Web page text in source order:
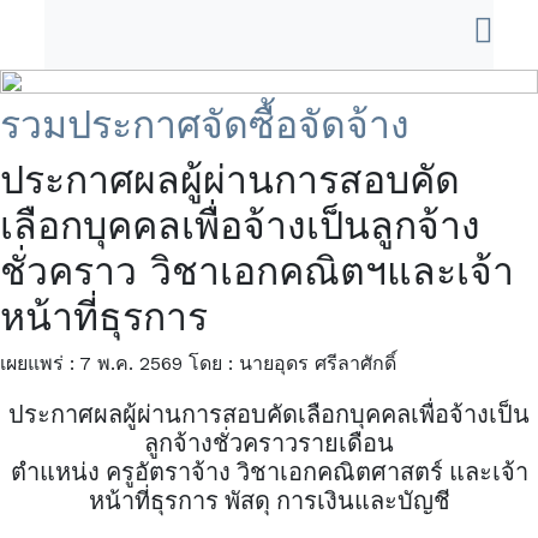
รวมประกาศจัดซื้อจัดจ้าง
ประกาศผลผู้ผ่านการสอบคัด
เลือกบุคคลเพื่อจ้างเป็นลูกจ้าง
ชั่วคราว วิชาเอกคณิตฯและเจ้า
หน้าที่ธุรการ
เผยแพร่ : 7 พ.ค. 2569 โดย : นายอุดร ศรีลาศักดิ์
ประกาศผลผู้ผ่านการสอบคัดเลือกบุคคลเพื่อจ้างเป็น
ลูกจ้างชั่วคราวรายเดือน
ตำแหน่ง ครูอัตราจ้าง วิชาเอกคณิตศาสตร์ และเจ้า
หน้าที่ธุรการ พัสดุ การเงินและบัญชี